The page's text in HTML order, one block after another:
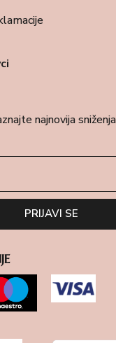
najnovija
PRIJAVI SE